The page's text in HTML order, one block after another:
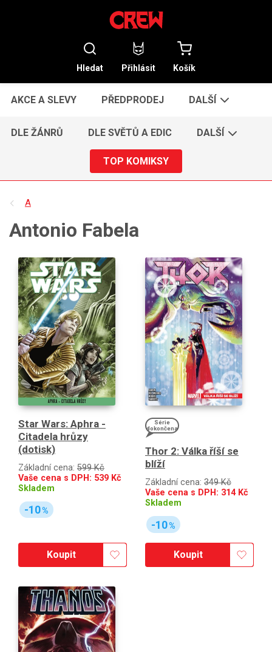
Hledat Přihlásit Košík
AKCE A SLEVY PŘEDPRODEJ DALŠÍ
DLE ŽÁNRŮ DLE SVĚTŮ A EDIC DALŠÍ
TOP KOMIKSY
A
Antonio Fabela
Star Wars: Aphra -
Citadela hrůzy
(dotisk)
Základní cena: 599 Kč
Vaše cena s DPH: 539 Kč
Skladem
-10%
Koupit
Série
dokončena
Thor 2: Válka říší se
blíží
Základní cena: 349 Kč
Vaše cena s DPH: 314Kč
Skladem
-10%
Koupit